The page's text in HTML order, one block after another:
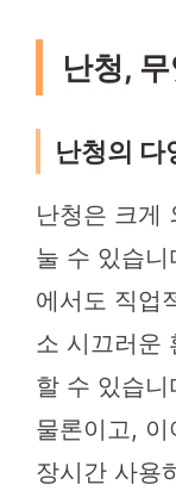
난청,
난청의 다
난청은 크게
눌 수 있습니
에서도 직업
소 시끄러운
할 수 있습
물론이고,
장시간 사용